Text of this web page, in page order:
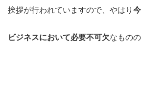
挨拶が行われていますので、やはり
ビジネスにおいて必要不可欠なもの